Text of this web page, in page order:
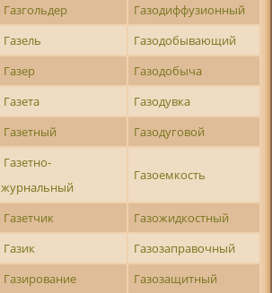
Газгольдер
Газодиффузионный
Газель
Газодобывающий
Газер
Газодобыча
Газета
Газодувка
Газетный Газодуговой
Газетно-
журнальный
Газоемкость
Газетчик
Газожидкостный
Газик
Газозаправочный
Газирование
Газозащитный